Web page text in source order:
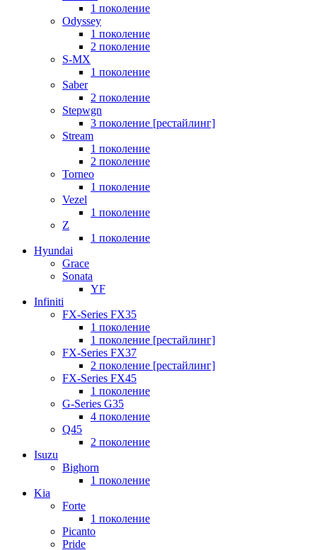
1 поколение
Odyssey
1 поколение
2 поколение
S-MX
1 поколение
Saber
2 поколение
Stepwgn
3 поколение [рестайлинг]
Stream
1 поколение
2 поколение
Torneo
1 поколение
Vezel
1 поколение
Z
1 поколение
Hyundai
Grace
Sonata
YF
Infiniti
FX-Series FX35
1 поколение
1 поколение [рестайлинг]
FX-Series FX37
2 поколение [рестайлинг]
FX-Series FX45
1 поколение
G-Series G35
4 поколение
Q45
2 поколение
Isuzu
Bighorn
1 поколение
Kia
Forte
1 поколение
Picanto
Pride